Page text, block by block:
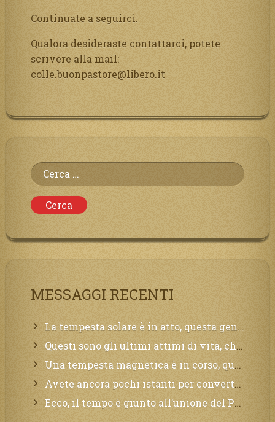
Continuate a seguirci.
Qualora desideraste contattarci, potete
scrivere alla mail:
colle.buonpastore@libero.it
Ricerca
per:
MESSAGGI RECENTI
La tempesta solare è in atto, questa generazione soffrirà molto, la Terra arderà, l’acqua sarà contaminata, il cibo non sarà più nelle vostre mense.
Questi sono gli ultimi attimi di vita, chi si vuole salvare Mi chiami in suo aiuto.
Una tempesta magnetica è in corso, questa generazione patirà. Il black out non tarderà ad arrivare e tutta la Terra sarà oscurata.
Avete ancora pochi istanti per convertirvi, non perdete tempo, la sciagura arriverà all’improvviso e per chi non si sarà preparato saranno dolori.
Ecco, il tempo è giunto all’unione del Padre con il figlio, non avete che da attendere pochissimo.